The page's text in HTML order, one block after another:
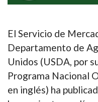
El Servicio de
Departamento de
Unidos (USDA, por
Programa Nacional
en inglés) ha